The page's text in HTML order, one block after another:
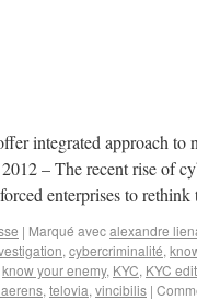
integrated approach to
– The recent rise of
enterprises to
| Marqué avecalexandre
, cybercriminalité,
know your enemy, KYC, KYC
, telovia, vincibilis |